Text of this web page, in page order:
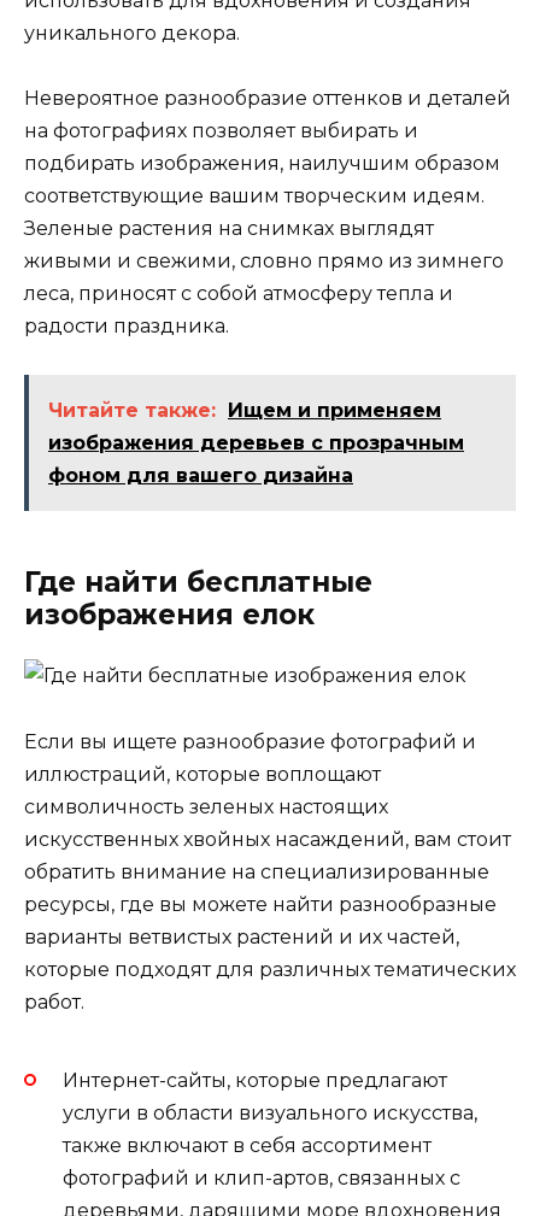
уникального декора.
Невероятное разнообразие оттенков и деталей
на фотографиях позволяет выбирать и
подбирать изображения, наилучшим образом
соответствующие вашим творческим идеям.
Зеленые растения на снимках выглядят
живыми и свежими, словно прямо из зимнего
леса, приносят с собой атмосферу тепла и
радости праздника.
Читайте также:
Ищем и применяем
изображения деревьев с прозрачным
фоном для вашего дизайна
Где найти бесплатные
изображения елок
Если вы ищете разнообразие фотографий и
иллюстраций, которые воплощают
символичность зеленых настоящих
искусственных хвойных насаждений, вам стоит
обратить внимание на специализированные
ресурсы, где вы можете найти разнообразные
варианты ветвистых растений и их частей,
которые подходят для различных тематических
работ.
Интернет-сайты, которые предлагают
услуги в области визуального искусства,
также включают в себя ассортимент
фотографий и клип-артов, связанных с
деревьями, дарящими море вдохновения